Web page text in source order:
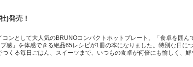
献活動
)発売！
ンとして大人気のBRUNOコンパクトホットプレート。「食卓を囲ん
感」を体感できる絶品65レシピが1冊の本になりました。特別な日に
くる毎日ごはん、スイーツまで、いつもの食卓が何倍にも愉しく、鮮